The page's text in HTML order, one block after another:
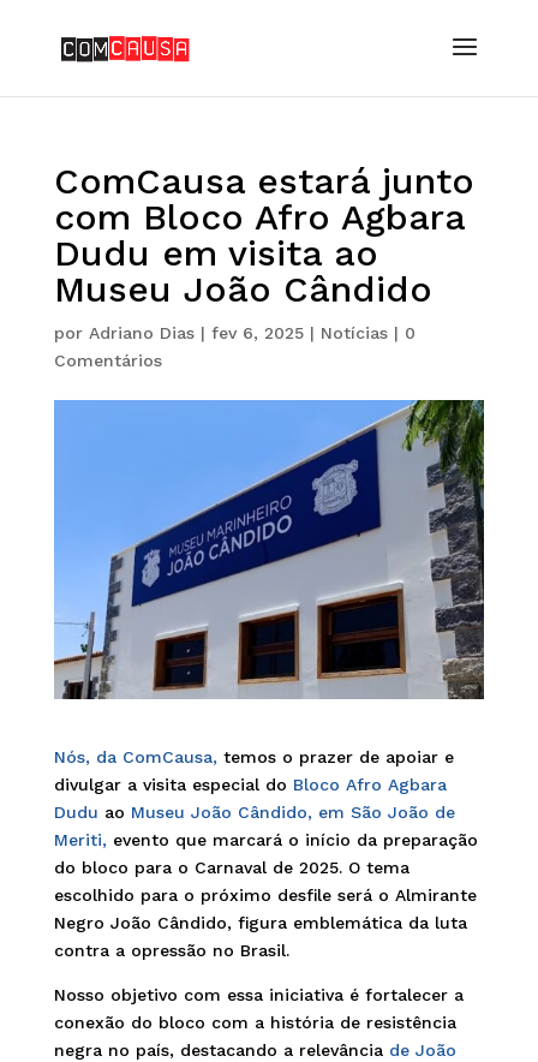
ComCausa estará junto
com Bloco Afro Agbara
Dudu em visita ao
Museu João Cândido
por Adriano Dias| fev 6, 2025| Notícias| 0
Comentários
Nós, da ComCausa,temos o prazer de apoiar e
divulgar a visita especial do Bloco Afro Agbara
Dudu ao Museu João Cândido, em São João de
Meriti,evento que marcará o início da preparação
do bloco para o Carnaval de 2025. O tema
escolhido para o próximo desfile será o Almirante
Negro João Cândido, figura emblemática da luta
contra a opressão no Brasil.
Nosso objetivo com essa iniciativa é fortalecer a
conexão do bloco com a história de resistência
negra no país, destacando a relevância de João